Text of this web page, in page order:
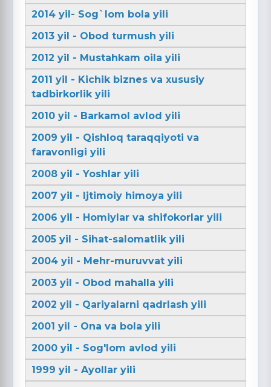
2014 yil- Sog`lom bola yili
2013 yil - Obod turmush yili
2012 yil - Mustahkam oila yili
2011 yil - Kichik biznes va xususiy
tadbirkorlik yili
2010 yil - Barkamol avlod yili
2009 yil - Qishloq taraqqiyoti va
faravonligi yili
2008 yil - Yoshlar yili
2007 yil - Ijtimoiy himoya yili
2006 yil - Homiylar va shifokorlar yili
2005 yil - Sihat-salomatlik yili
2004 yil - Mehr-muruvvat yili
2003 yil - Obod mahalla yili
2002 yil - Qariyalarni qadrlash yili
2001 yil - Ona va bola yili
2000 yil - Sog'lom avlod yili
1999 yil - Ayollar yili